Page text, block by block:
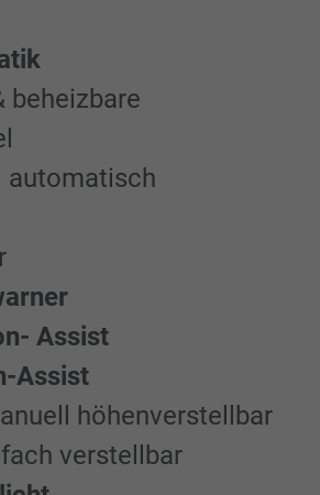
beheizbare
automatisch
Assist
Assist
höhenverstellbar
verstellbar